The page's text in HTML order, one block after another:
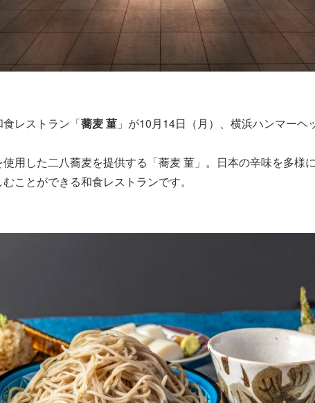
レストラン「蕎麦 菫 」が10月14日（月）、横浜ハンマー
用した二八蕎麦を提供する「蕎麦 菫」。日本の辛味を多様
ことができる和食レストランです。